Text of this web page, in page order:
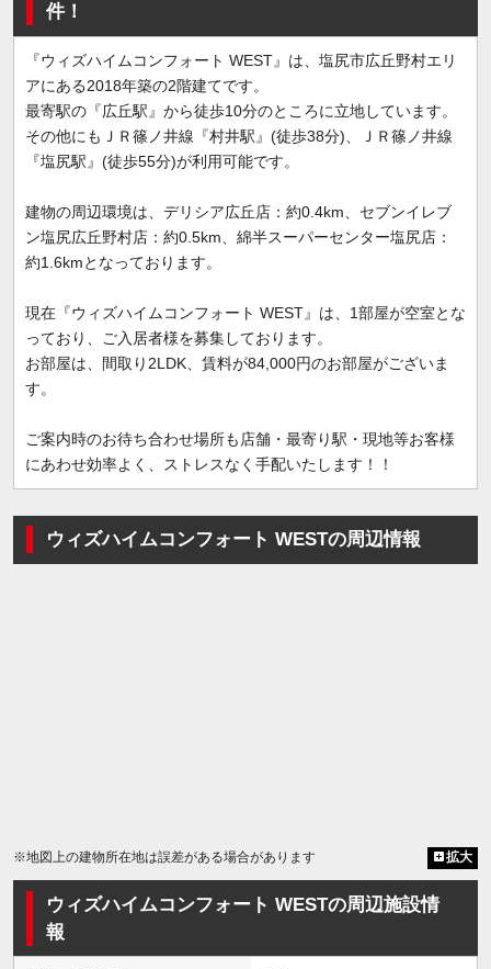
件！
『ウィズハイムコンフォート WEST』は、塩尻市広丘野村エリ
アにある2018年築の2階建てです。
最寄駅の『広丘駅』から徒歩10分のところに立地しています。
その他にもＪＲ篠ノ井線『村井駅』(徒歩38分)、ＪＲ篠ノ井線
『塩尻駅』(徒歩55分)が利用可能です。
建物の周辺環境は、デリシア広丘店：約0.4km、セブンイレブ
ン塩尻広丘野村店：約0.5km、綿半スーパーセンター塩尻店：
約1.6kmとなっております。
現在『ウィズハイムコンフォート WEST』は、1部屋が空室とな
っており、ご入居者様を募集しております。
お部屋は、間取り2LDK、賃料が84,000円のお部屋がございま
す。
ご案内時のお待ち合わせ場所も店舗・最寄り駅・現地等お客様
にあわせ効率よく、ストレスなく手配いたします！！
ウィズハイムコンフォート WESTの周辺情報
※地図上の建物所在地は誤差がある場合があります 拡大
ウィズハイムコンフォート WESTの周辺施設情
報